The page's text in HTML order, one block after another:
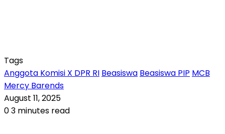
Tags
Anggota Komisi X DPR RI Beasiswa Beasiswa PIP MCB
Mercy Barends
August 11, 2025
03 minutes read